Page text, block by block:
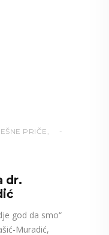
PRIČE,
dr.
god da smo“
Muradić,